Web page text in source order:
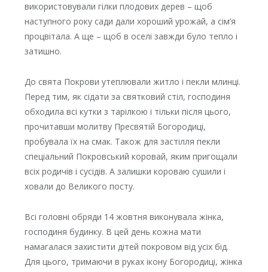
використовували гілки плодових дерев – щоб
наступного року сади дали хороший урожай, а сім’я
процвітала. А ще – щоб в оселі завжди було тепло і
затишно.
До свята Покрови утеплювали житло і пекли млинці.
Перед тим, як сідати за святковий стіл, господиня
обходила всі кутки з тарілкою і тільки після цього,
прочитавши молитву Пресвятій Богородиці,
пробувала їх на смак. Також для застілля пекли
спеціальний Покровський коровай, яким пригощали
всіх родичів і сусідів. А залишки короваю сушили і
ховали до Великого посту.
Всі головні обряди 14 жовтня виконувала жінка,
господиня будинку. В цей день кожна мати
намагалася захистити дітей покровом від усіх бід.
Для цього, тримаючи в руках ікону Богородиці, жінка